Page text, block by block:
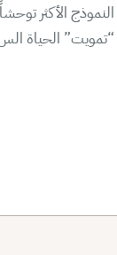
الأكثر
“تمويت” الحياة